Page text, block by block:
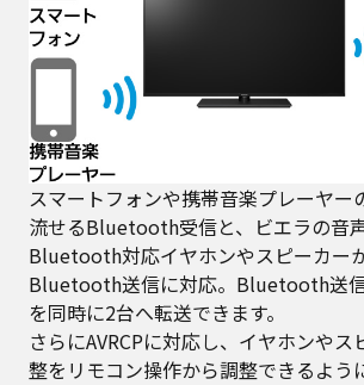
スマートフォンや携帯音楽プレーヤー
流せるBluetooth受信と、ビエラの音
Bluetooth対応イヤホンやスピーカー
Bluetooth送信に対応。Bluetooth送
を同時に2台へ転送できます。
さらにAVRCPに対応し、イヤホンや
整をリモコン操作から調整できるよう